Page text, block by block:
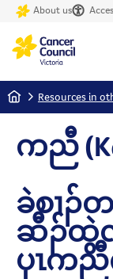
About us
Home Resources in
ကညီ
ခဲစၢၣ်တ
ဆီၣ်ထွဲ
ပှၤကညီ